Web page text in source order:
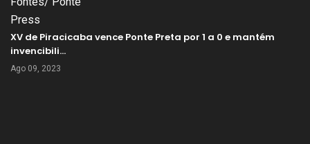
XV de Piracicaba vence Ponte Preta por 1 a 0 e mantém
invencibili…
Ago 09, 2023